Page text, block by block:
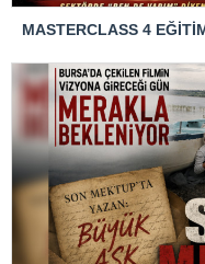
MASTERCLASS 4